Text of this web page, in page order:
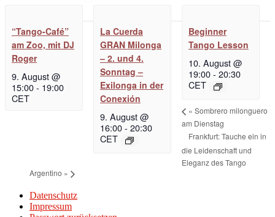
“Tango-Café”
am Zoo, mit DJ
Roger
9. August @
15:00- 19:00
CET
La Cuerda
GRAN Milonga
– 2. und 4.
Sonntag –
Exilonga in der
Conexión
9. August @
16:00- 20:30
CET
Beginner
Tango Lesson
10. August @
19:00- 20:30
CET
« Sombrero milonguero
am Dienstag
Frankfurt: Tauche ein in
die Leidenschaft und
Eleganz des Tango
Argentino »
Datenschutz
Impressum